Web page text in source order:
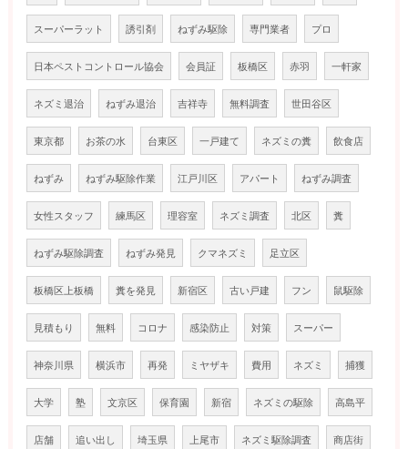
スーパーラット 誘引剤 ねずみ駆除 専門業者 プロ
日本ペストコントロール協会 会員証 板橋区 赤羽 一軒家
ネズミ退治 ねずみ退治 吉祥寺 無料調査 世田谷区
東京都 お茶の水 台東区 一戸建て ネズミの糞 飲食店
ねずみ ねずみ駆除作業 江戸川区 アパート ねずみ調査
女性スタッフ 練馬区 理容室 ネズミ調査 北区 糞
ねずみ駆除調査 ねずみ発見 クマネズミ 足立区
板橋区上板橋 糞を発見 新宿区 古い戸建 フン 鼠駆除
見積もり 無料 コロナ 感染防止 対策 スーパー
神奈川県 横浜市 再発 ミヤザキ 費用 ネズミ 捕獲
大学 塾 文京区 保育園 新宿 ネズミの駆除 高島平
店舗 追い出し 埼玉県 上尾市 ネズミ駆除調査 商店街